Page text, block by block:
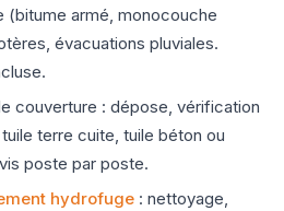
(bitume armé, monocouche
évacuations pluviales.
couverture : dépose, vérification
terre cuite, tuile béton ou
poste par poste.
hydrofuge : nettoyage,